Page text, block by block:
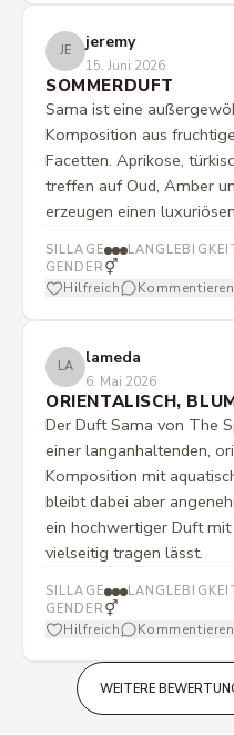
JE jeremy
15. Juni 2026
SOMMERDUFT
Sama ist eine
Komposition aus
Facetten. Aprikose,
treffen auf Oud, Amber
erzeugen einen
SILLAGE
GENDER ⚥
Hilfreich Kommentieren
LA lameda
6. Mai 2026
ORIENTALISCH,
Der Duft Sama von The
einer langanhaltenden,
Komposition mit
bleibt dabei aber
ein hochwertiger Duft mit
vielseitig tragen lässt.
SILLAGE
GENDER ⚥
Hilfreich Kommentieren
WEITERE